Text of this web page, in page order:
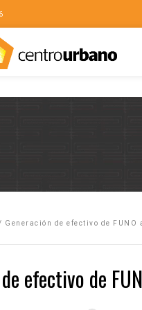
Generación de efectivo de
efectivo de